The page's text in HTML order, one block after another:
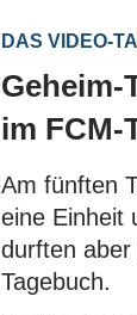
DAS VIDEO-
Geheim-
im FCM-
Am fünften
eine Einheit
durften
Tagebuch.